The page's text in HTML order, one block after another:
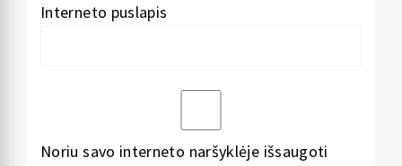
Interneto puslapis
Noriu savo interneto naršyklėje išsaugoti